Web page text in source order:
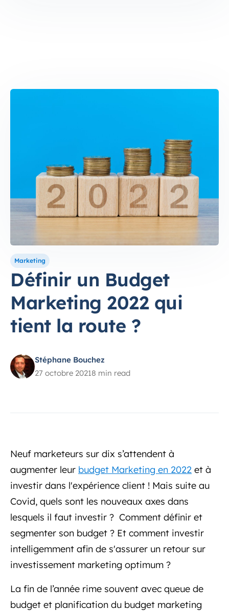
Marketing
Définir un Budget
Marketing 2022 qui
tient la route ?
Stéphane Bouchez
27 octobre 20218 min read
Neuf marketeurs sur dix s’attendent à
augmenter leur budget Marketing en 2022 et à
investir dans l'expérience client ! Mais suite au
Covid, quels sont les nouveaux axes dans
lesquels il faut investir ? Comment définir et
segmenter son budget ? Et comment investir
intelligemment afin de s'assurer un retour sur
investissement marketing optimum ?
La fin de l’année rime souvent avec queue de
budget et planification du budget marketing